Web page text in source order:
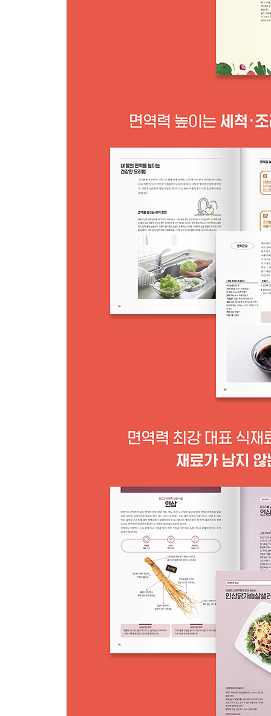
당근을 넣어 찬 성질 줄인 마당근전 107
칼슘 풍부한 바다의 채소 미역
버섯을 더해 더욱 촉촉하게 만든 미역버섯밥 111
매실 넣어 미역 효능을 높인 미역매실효소무침 112
새콤달콤한 오렌지 곁들인 미역오렌지샐러드 113
단백질과 비타민 풍부한 김
간단하게 만드는 시원한 국물 요리 김국 115
구운 김보다 고영양 섭취가 가능한 김무침 116
식욕 돋우는 건강한 밑반찬 김장아찌 117
바닷속 영양 식물 파래
바다 향 가득한 파래당근전 119
호흡기에도 좋은 바다 영양제 파래무무침 120
나른하고 피곤할 때 한 그릇 뚝딱 낙지소고기전골
새콤달콤 맛있는 보양식 낙지초회 125
더덕, 산삼 못지않은 최강의 면역 재료 시금치
편식하는 아이들도 잘 먹는 시금치달걀덮밥 127
칼슘 흡수율이 높은 초간단 반찬 시금치겉절이 128
쫄깃하고 비타민C 풍부한 웰빙 식품 새송이버섯
열이 많은 체질에게 좋은 새송이버섯밥 131
조미료 없어도 맛있는 새송이버섯돼지고기된장찌
비타민C 풍부한 파프리카 넣어 더 건강한 새송이
귀중한 약재로 사용되는 연근
혈액을 맑게 하는 별미 밥 연근비트밥 135
아삭하고 쫀득한 건강 간식 연근비트전 136
오렌지의 상큼함을 더한 연근치커리샐러드 137
혈관 노폐물 제거해주는 대표적인 ‘퍼플’ 푸드 가지